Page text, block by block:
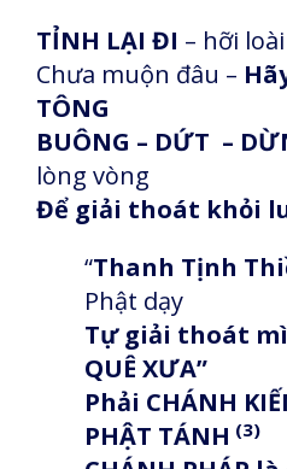
TỈNH LẠI ĐI – hỡi
Chưa muộn đâu –
TÔNG
BUÔNG – DỨT –
lòng vòng
Để giải thoát khỏi
“Thanh Tịnh
Phật dạy
Tự giải thoát
QUÊ XƯA”
Phải CHÁNH
PHẬT TÁNH (3)